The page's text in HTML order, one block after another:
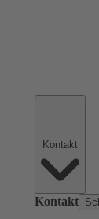
Kontakt